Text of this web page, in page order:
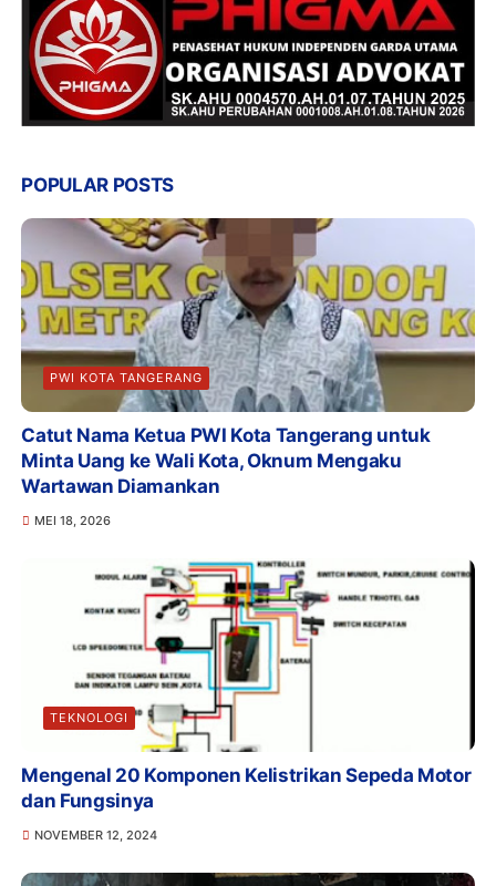
POPULAR POSTS
PWI KOTA TANGERANG
Catut Nama Ketua PWI Kota Tangerang untuk
Minta Uang ke Wali Kota, Oknum Mengaku
Wartawan Diamankan
MEI 18, 2026
TEKNOLOGI
Mengenal 20 Komponen Kelistrikan Sepeda Motor
dan Fungsinya
NOVEMBER 12, 2024